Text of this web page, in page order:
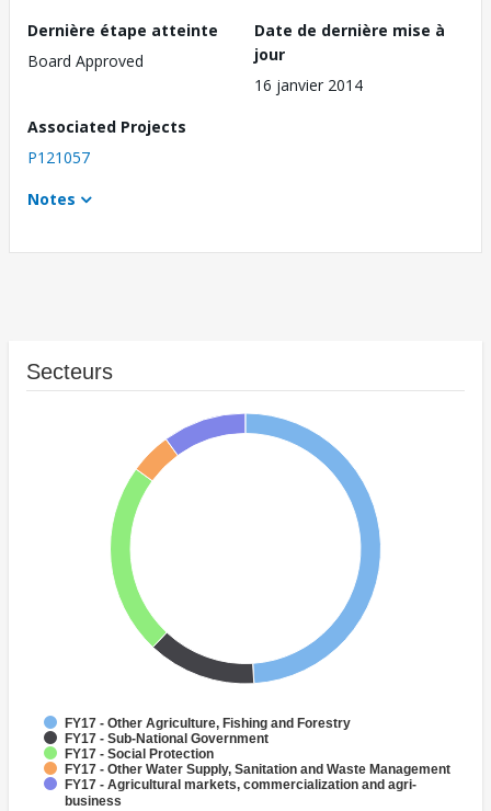
Dernière étape atteinte
Board Approved
Date de dernière mise à
jour
16 janvier 2014
Associated Projects
P121057
Notes
Secteurs
FY17 - Other Agriculture, Fishing and Forestry
FY17 - Sub-National Government
FY17 - Social Protection
FY17 - Other Water Supply, Sanitation and Waste Management
FY17 - Agricultural markets, commercialization and agri-
business